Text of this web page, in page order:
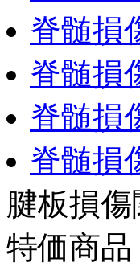
脊髄損
脊髄損
脊髄損
脊髄損
腱板損
特価商品